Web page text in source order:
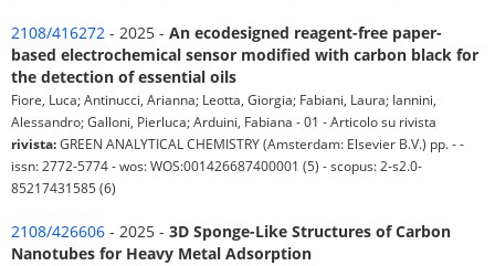
2108/416272 - 2025 - An ecodesigned reagent-free paper-
based electrochemical sensor modified with carbon black for
the detection of essential oils
Fiore, Luca; Antinucci, Arianna; Leotta, Giorgia; Fabiani, Laura; Iannini,
Alessandro; Galloni, Pierluca; Arduini, Fabiana - 01 - Articolo su rivista
rivista:GREEN ANALYTICAL CHEMISTRY (Amsterdam: Elsevier B.V.) pp. - -
issn: 2772-5774 - wos: WOS:001426687400001 (5) - scopus: 2-s2.0-
85217431585 (6)
2108/426606 - 2025 - 3D Sponge-Like Structures of Carbon
Nanotubes for Heavy Metal Adsorption